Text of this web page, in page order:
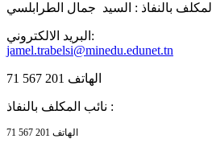
المكلف بالنفاذ : السيد جمال الطرابلسي
البريد الالكتروني:
jamel.trabelsi@minedu.edunet.tn
نائب المكلف بالنفاذ :